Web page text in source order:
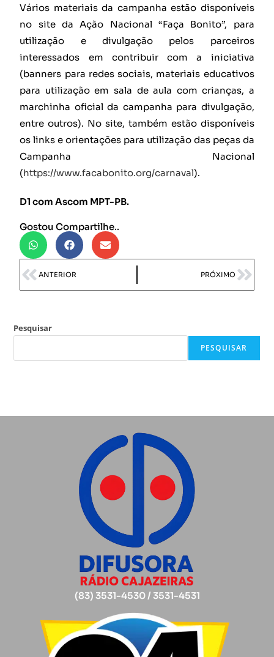
Vários materiais da campanha estão disponíveis
no site da Ação Nacional “Faça Bonito”, para
utilização e divulgação pelos parceiros
interessados em contribuir com a iniciativa
(banners para redes sociais, materiais educativos
para utilização em sala de aula com crianças, a
marchinha oficial da campanha para divulgação,
entre outros). No site, também estão disponíveis
os links e orientações para utilização das peças da
Campanha Nacional
(https://www.facabonito.org/carnaval).
D1 com Ascom MPT-PB.
Gostou Compartilhe..
ANTERIOR PRÓXIMO
Pesquisar
PESQUISAR
(83) 3531-4530 / 3531-4531